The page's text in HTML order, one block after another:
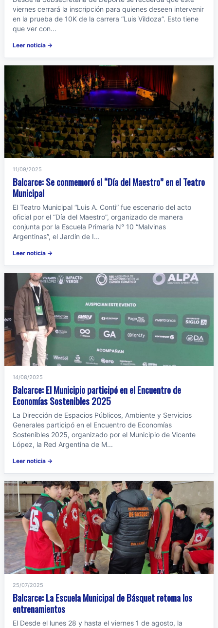
viernes cerrará la inscripción para quienes deseen intervenir
en la prueba de 10K de la carrera “Luis Vildoza”. Esto tiene
que ver con...
Leer noticia →
11/09/2025
Balcarce: Se conmemoró el “Día del Maestro” en el Teatro
Municipal
El Teatro Municipal “Luis A. Conti” fue escenario del acto
oficial por el “Día del Maestro”, organizado de manera
conjunta por la Escuela Primaria N° 10 “Malvinas
Argentinas”, el Jardín de I...
Leer noticia →
14/08/2025
Balcarce: El Municipio participó en el Encuentro de
Economías Sostenibles 2025
La Dirección de Espacios Públicos, Ambiente y Servicios
Generales participó en el Encuentro de Economías
Sostenibles 2025, organizado por el Municipio de Vicente
López, la Red Argentina de M...
Leer noticia →
25/07/2025
Balcarce: La Escuela Municipal de Básquet retoma los
entrenamientos
El Desde el lunes 28 y hasta el viernes 1 de agosto, la